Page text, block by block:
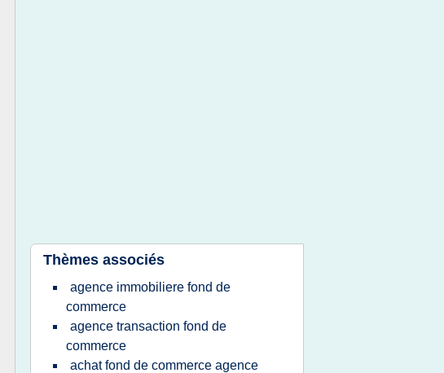
Thèmes associés
agence immobiliere fond de
commerce
agence transaction fond de
commerce
achat fond de commerce agence